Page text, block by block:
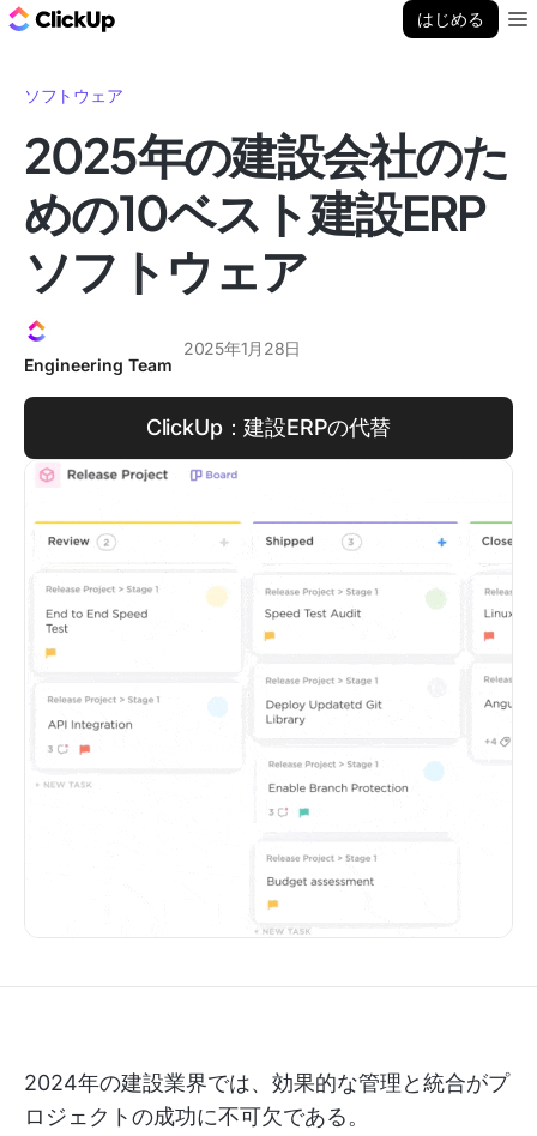
はじめる
ソフトウェア
2025年の建設会社のた
めの10ベスト建設ERP
ソフトウェア
Engineering Team
2025年1月28日
ClickUp：建設ERPの代替
2024年の建設業界では、効果的な管理と統合がプ
ロジェクトの成功に不可欠である。